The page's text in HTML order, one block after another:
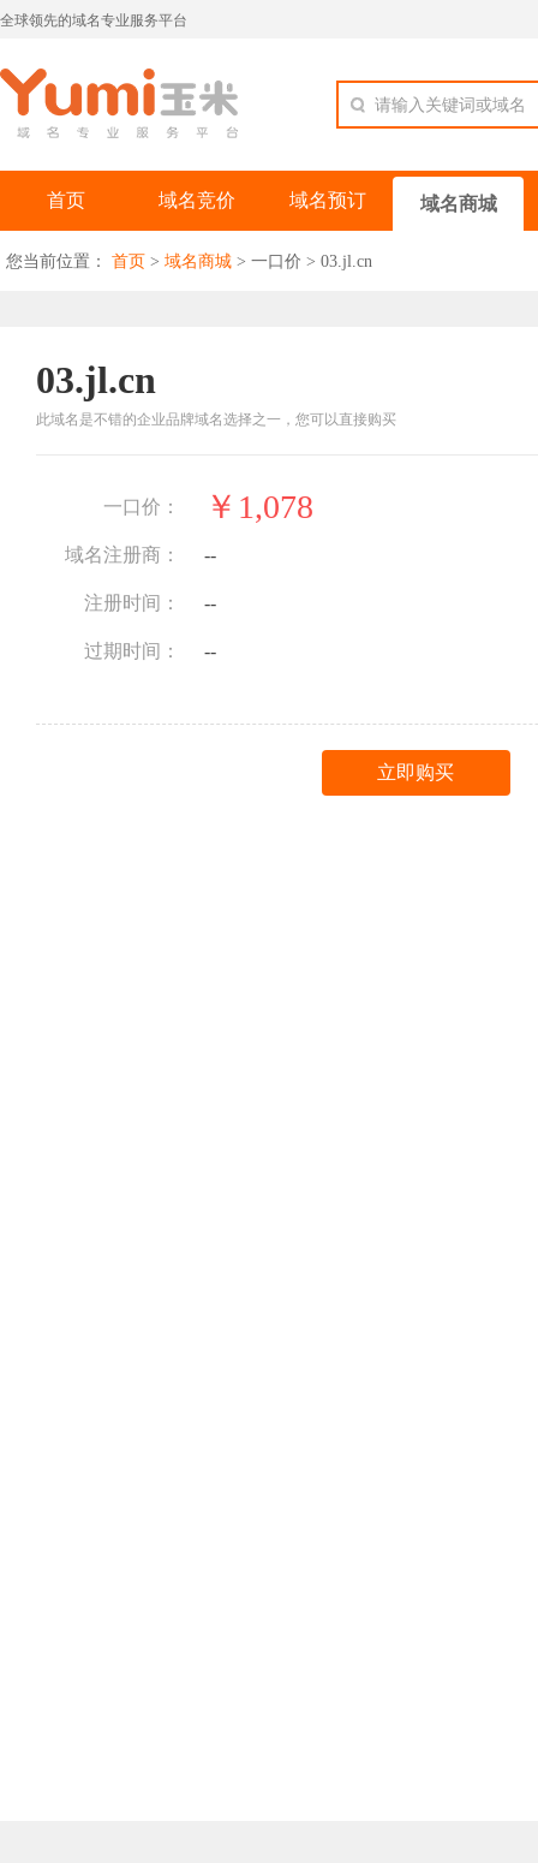
全球领先的域名专业服务平台
请输入关键词或域名
首页 域名竞价 域名预订 域名商城
您当前位置： 首页 > 域名商城 > 一口价 > 03.jl.cn
03.jl.cn
此域名是不错的企业品牌域名选择之一，您可以直接购买
一口价： ￥1,078
域名注册商： --
注册时间： --
过期时间： --